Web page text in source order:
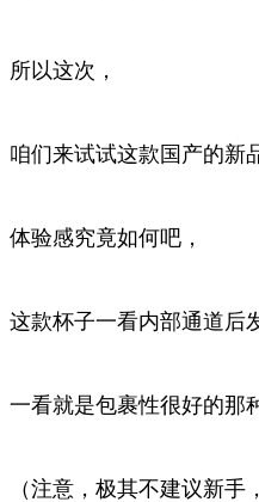
所以这次，
咱们来试试这款国产的新
体验感究竟如何吧，
这款杯子一看内部通道后
一看就是包裹性很好的那
（注意，极其不建议新手